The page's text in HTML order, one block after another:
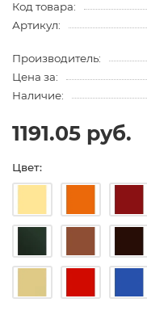
Код товара:
Артикул:
Производитель:
Цена за:
Наличие:
1191.05 руб.
Цвет: